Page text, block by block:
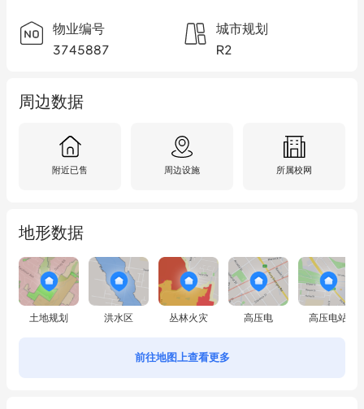
物业编号
3745887
城市规划
R2
周边数据
附近已售 周边设施 所属校网
地形数据
土地规划 洪水区 丛林火灾 高压电 高压电站
前往地图上查看更多